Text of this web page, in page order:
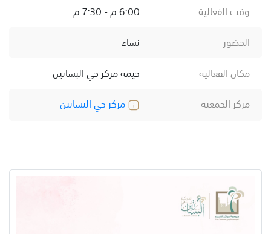
وقت الفعالية
6:00 م - 7:30 م
الحضور
نساء
مكان الفعالية
خيمة مركز حي البساتين
مركز الجمعية
مركز حي البساتين